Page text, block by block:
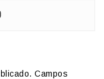
Campos